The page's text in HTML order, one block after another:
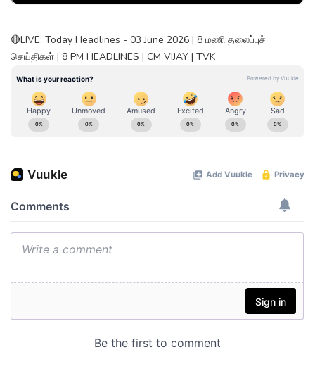
🔴LIVE: Today Headlines - 03 June 2026 | 8 மணி தலைப்புச்
செய்திகள் | 8 PM HEADLINES | CM VIJAY | TVK